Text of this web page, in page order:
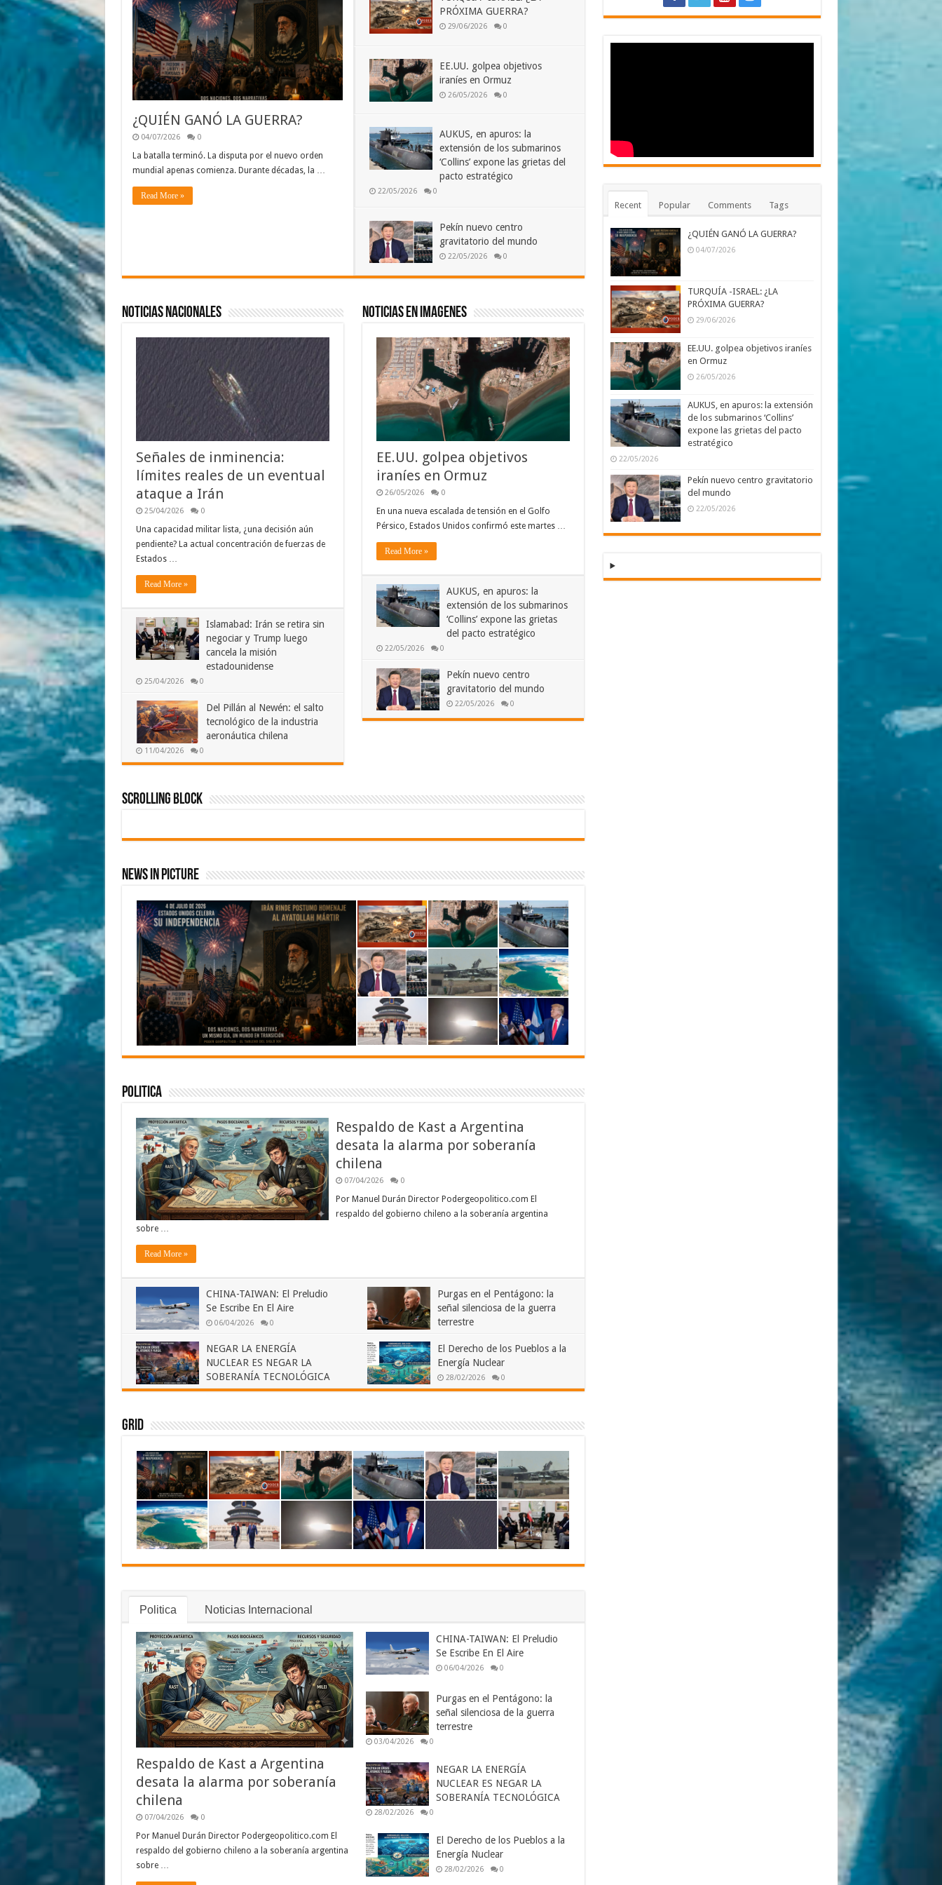
¿QUIÉN GANÓ LA GUERRA?
04/07/2026 0
La batalla terminó. La disputa por el nuevo orden
mundial apenas comienza. Durante décadas, la …
Read More »
PRÓXIMA GUERRA?
29/06/2026 0
EE.UU. golpea objetivos
iraníes en Ormuz
26/05/2026 0
AUKUS, en apuros: la
extensión de los submarinos
‘Collins’ expone las grietas del
pacto estratégico
22/05/2026 0
Pekín nuevo centro
gravitatorio del mundo
22/05/2026 0
Noticias Nacionales
Señales de inminencia:
límites reales de un eventual
ataque a Irán
25/04/2026 0
Una capacidad militar lista, ¿una decisión aún
pendiente? La actual concentración de fuerzas de
Estados …
Read More »
Islamabad: Irán se retira sin
negociar y Trump luego
cancela la misión
estadounidense
25/04/2026 0
Del Pillán al Newén: el salto
tecnológico de la industria
aeronáutica chilena
11/04/2026 0
Noticias en imagenes
EE.UU. golpea objetivos
iraníes en Ormuz
26/05/2026 0
En una nueva escalada de tensión en el Golfo
Pérsico, Estados Unidos confirmó este martes …
Read More »
AUKUS, en apuros: la
extensión de los submarinos
‘Collins’ expone las grietas
del pacto estratégico
22/05/2026 0
Pekín nuevo centro
gravitatorio del mundo
22/05/2026 0
Scrolling Block
News In Picture
Politica
Respaldo de Kast a Argentina
desata la alarma por soberanía
chilena
07/04/2026 0
Por Manuel Durán Director Podergeopolitico.com El
respaldo del gobierno chileno a la soberanía argentina
sobre …
Read More »
CHINA-TAIWAN: El Preludio
Se Escribe En El Aire
06/04/2026 0
Purgas en el Pentágono: la
señal silenciosa de la guerra
terrestre
NEGAR LA ENERGÍA
NUCLEAR ES NEGAR LA
SOBERANÍA TECNOLÓGICA
28/02/2026 0
El Derecho de los Pueblos a la
Energía Nuclear
28/02/2026 0
Grid
Politica Noticias Internacional
Respaldo de Kast a Argentina
desata la alarma por soberanía
chilena
07/04/2026 0
Por Manuel Durán Director Podergeopolitico.com El
respaldo del gobierno chileno a la soberanía argentina
sobre …
CHINA-TAIWAN: El Preludio
Se Escribe En El Aire
06/04/2026 0
Purgas en el Pentágono: la
señal silenciosa de la guerra
terrestre
03/04/2026 0
NEGAR LA ENERGÍA
NUCLEAR ES NEGAR LA
SOBERANÍA TECNOLÓGICA
28/02/2026 0
El Derecho de los Pueblos a la
Energía Nuclear
28/02/2026 0
Recent Popular Comments Tags
¿QUIÉN GANÓ LA GUERRA?
04/07/2026
TURQUÍA -ISRAEL: ¿LA
PRÓXIMA GUERRA?
29/06/2026
EE.UU. golpea objetivos iraníes
en Ormuz
26/05/2026
AUKUS, en apuros: la extensión
de los submarinos ‘Collins’
expone las grietas del pacto
estratégico
22/05/2026
Pekín nuevo centro gravitatorio
del mundo
22/05/2026